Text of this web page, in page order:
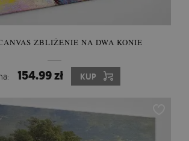
ZBLIŻENIE NA DWA KONIE
154.99 zł KUP